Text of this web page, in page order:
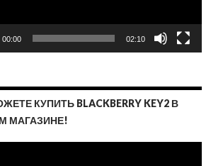
00:00 02:10
КУПИТЬ BLACKBERRY KEY2 В
МАГАЗИНЕ!